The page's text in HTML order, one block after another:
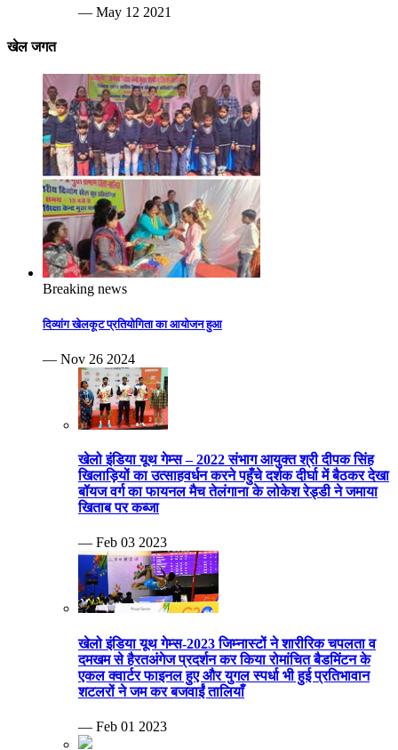
— May 12 2021
खेल जगत
Breaking news
दिव्यांग खेलकूट प्रतियोगिता का आयोजन हुआ
— Nov 26 2024
खेलो इंडिया यूथ गेम्स – 2022 संभाग आयुक्त श्री दीपक सिंह
खिलाड़ियों का उत्साहवर्धन करने पहुँचे दर्शक दीर्घा में बैठकर देखा
बॉयज वर्ग का फायनल मैच तेलंगाना के लोकेश रेड्डी ने जमाया
खिताब पर कब्जा
— Feb 03 2023
खेलो इंडिया यूथ गेम्स-2023 जिम्नास्टों ने शारीरिक चपलता व
दमखम से हैरतअंगेज प्रदर्शन कर किया रोमांचित बैडमिंटन के
एकल क्वार्टर फाइनल हुए और युगल स्पर्धा भी हुई प्रतिभावान
शटलरों ने जम कर बजवाईं तालियाँ
— Feb 01 2023